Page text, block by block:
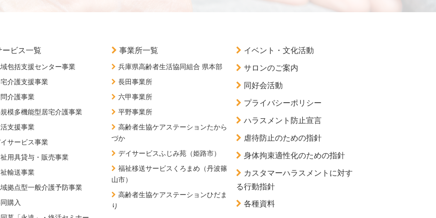
ービス一覧
包括支援センター事業
介護支援事業
介護事業
模多機能型居宅介護事業
支援事業
サービス事業
用具貸与・販売事業
輸送事業
拠点型一般介護予防事業
購入
事業所一覧
兵庫県高齢者生活協同組合 県本部
長田事業所
六甲事業所
平野事業所
高齢者生協ケアステーションたから
づか
デイサービスふじみ苑（姫路市）
福祉移送サービスくろまめ（丹波篠
山市）
高齢者生協ケアステーションひだま
り
イベント・文化活動
サロンのご案内
同好会活動
プライバシーポリシー
ハラスメント防止宣言
虐待防止のための指針
身体拘束適性化のための指針
カスタマーハラスメントに対す
る行動指針
各種資料